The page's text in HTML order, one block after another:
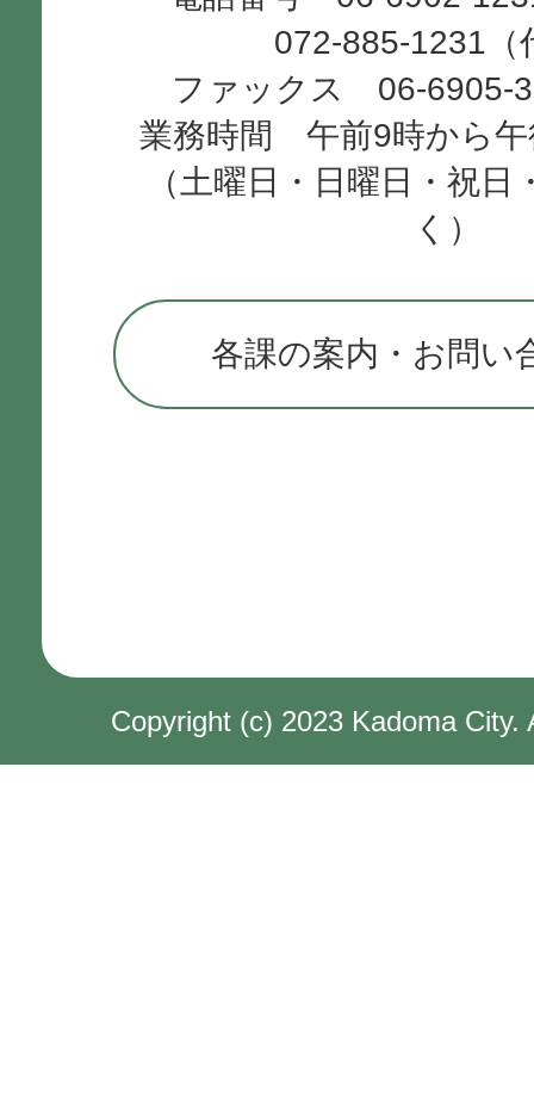
072-885-1231（
ファックス 06-6905-
業務時間 午前9時から午
（土曜日・日曜日・祝日
く）
各課の案内・お問い
Copyright (c) 2023 Kadoma City.